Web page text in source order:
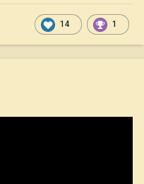
14 1